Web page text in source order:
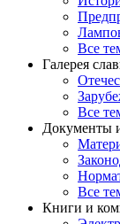
Все
Галерея
Все
Документы
Все
Книги и